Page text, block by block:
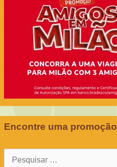
Encontre uma promoção
Pesquisar